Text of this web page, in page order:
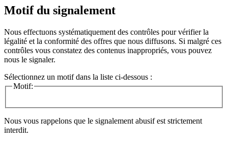
Motif du signalement
Nous effectuons systématiquement des contrôles pour vérifier la
légalité et la conformité des offres que nous diffusons. Si malgré ces
contrôles vous constatez des contenus inappropriés, vous pouvez
nous le signaler.
Sélectionnez un motif dans la liste ci-dessous :
Motif:
Nous vous rappelons que le signalement abusif est strictement
interdit.